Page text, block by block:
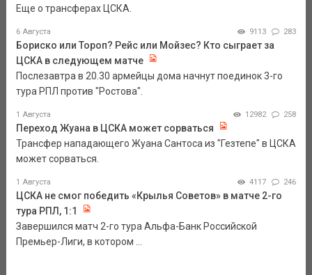
Еще о трансферах ЦСКА.
6 Августа 9113 283
Бориско или Тороп? Рейс или Мойзес? Кто сыграет за
ЦСКА в следующем матче
Послезавтра в 20.30 армейцы дома начнут поединок 3-го
тура РПЛ против "Ростова".
1 Августа 12982 258
Переход Жуана в ЦСКА может сорваться
Трансфер нападающего Жуана Сантоса из "Гезтепе" в ЦСКА
может сорваться.
1 Августа 4117 246
ЦСКА не смог победить «Крылья Советов» в матче 2-го
тура РПЛ, 1:1
Завершился матч 2-го тура Альфа-Банк Российской
Премьер-Лиги, в котором ...